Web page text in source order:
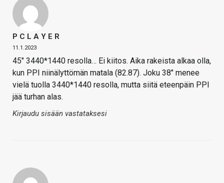
P C L A Y E R
11.1.2023
45″ 3440*1440 resolla… Ei kiitos. Aika rakeista alkaa olla,
kun PPI niinälyttömän matala (82.87). Joku 38″ menee
vielä tuolla 3440*1440 resolla, mutta siitä eteenpäin PPI
jää turhan alas.
Kirjaudu sisään vastataksesi